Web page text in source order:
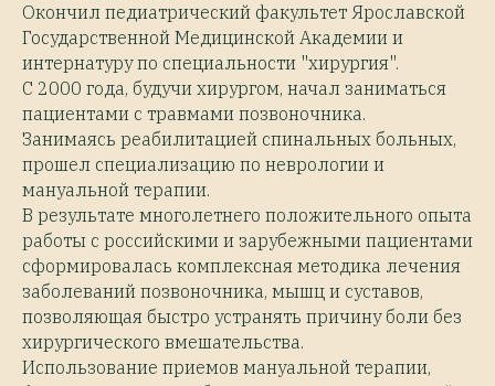
Окончил педиатрический факультет Ярославской
Государственной Медицинской Академии и
интернатуру по специальности "хирургия".
С 2000 года, будучи хирургом, начал заниматься
пациентами с травмами позвоночника.
Занимаясь реабилитацией спинальных больных,
прошел специализацию по неврологии и
мануальной терапии.
В результате многолетнего положительного опыта
работы с российскими и зарубежными пациентами
сформировалась комплексная методика лечения
заболеваний позвоночника, мышц и суставов,
позволяющая быстро устранять причину боли без
хирургического вмешательства.
Использование приемов мануальной терапии,